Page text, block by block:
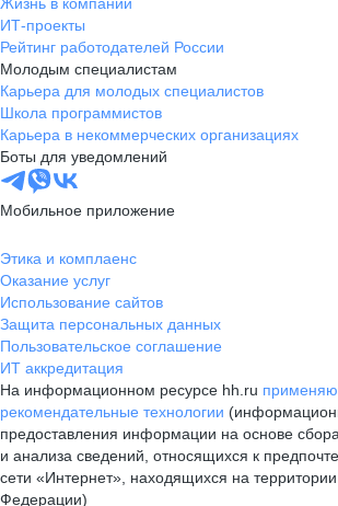
ИТ-проекты
Рейтинг работодателей России
Молодым специалистам
Карьера для молодых специалистов
Школа программистов
Карьера в некоммерческих организациях
Боты для уведомлений
Мобильное приложение
Этика и комплаенс
Оказание услуг
Использование сайтов
Защита персональных данных
Пользовательское соглашение
ИТ аккредитация
На информационном ресурсе hh.ru
рекомендательные технологии
предоставления информации на основе
и анализа сведений, относящихся к
сети «Интернет», находящихся на
Федерации)